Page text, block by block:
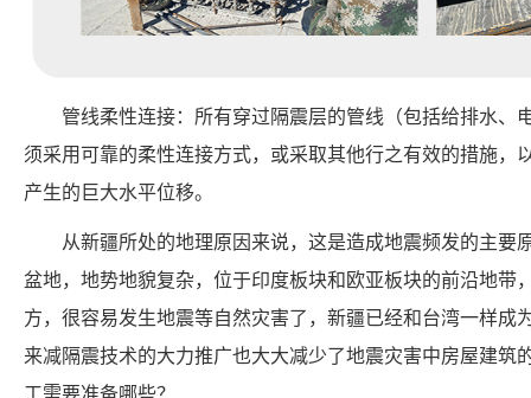
管线柔性连接：所有穿过隔震层的管线（包括给排水、
须采用可靠的柔性连接方式，或采取其他行之有效的措施，
产生的巨大水平位移。
从新疆所处的地理原因来说，这是造成地震频发的主要
盆地，地势地貌复杂，位于印度板块和欧亚板块的前沿地带
方，很容易发生地震等自然灾害了，新疆已经和台湾一样成
来减隔震技术的大力推广也大大减少了地震灾害中房屋建筑
工需要准备哪些？